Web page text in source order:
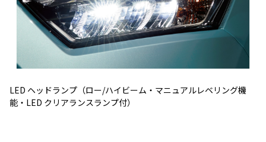
LED ヘッドランプ（ロー/ハイビーム・マニュアルレベリング機
能・LED クリアランスランプ付）